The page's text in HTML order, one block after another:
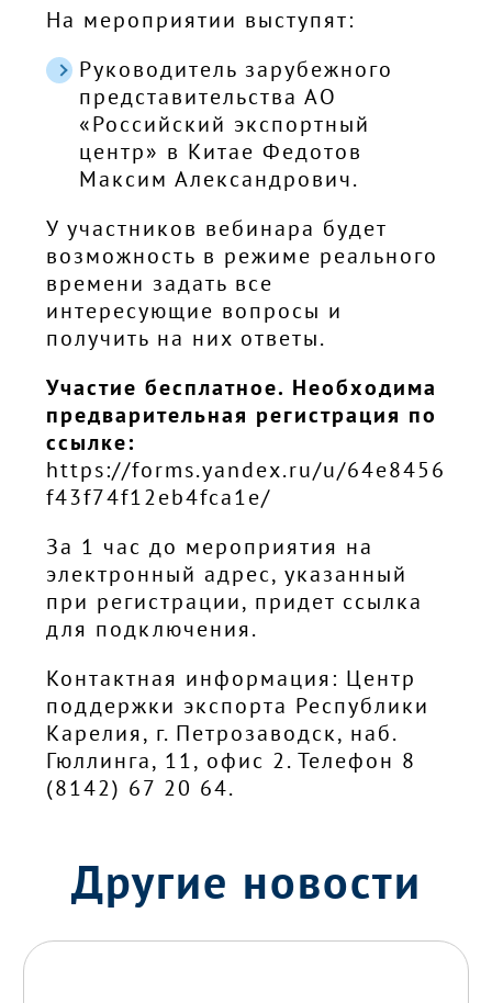
На мероприятии выступят:
Руководитель зарубежного
представительства АО
«Российский экспортный
центр» в Китае Федотов
Максим Александрович.
У участников вебинара будет
возможность в режиме реального
времени задать все
интересующие вопросы и
получить на них ответы.
Участие бесплатное. Необходима
предварительная регистрация по
ссылке:
https://forms.yandex.ru/u/64e8456
f43f74f12eb4fca1e/
За 1 час до мероприятия на
электронный адрес, указанный
при регистрации, придет ссылка
для подключения.
Контактная информация: Центр
поддержки экспорта Республики
Карелия, г. Петрозаводск, наб.
Гюллинга, 11, офис 2. Телефон 8
(8142) 67 20 64.
Другие новости